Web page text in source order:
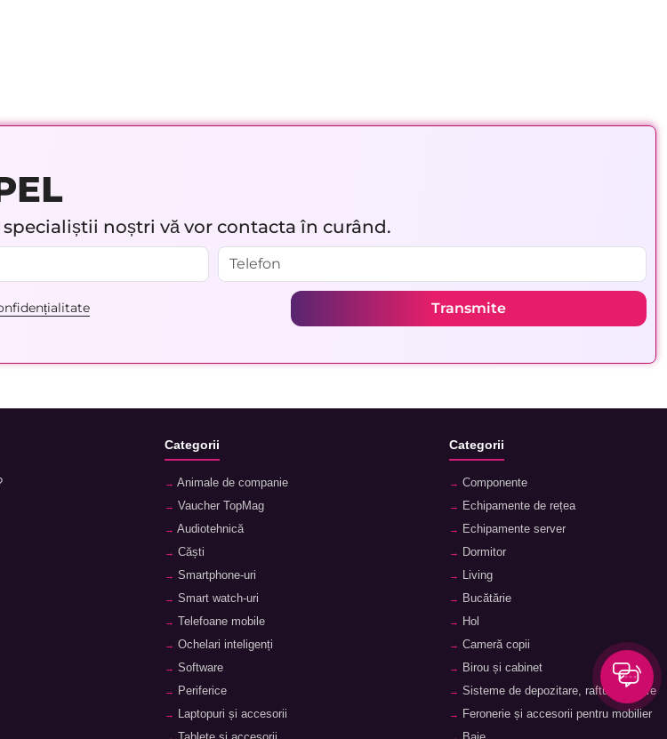
noștri vă vor contacta în curând.
Transmite
Categorii
Animale de companie
Vaucher TopMag
Audiotehnică
Căști
Smartphone-uri
Smart watch-uri
Telefoane mobile
Ochelari inteligenți
Software
Periferice
Laptopuri și accesorii
Categorii
Componente
Echipamente de rețea
Echipamente server
Dormitor
Living
Bucătărie
Hol
Cameră copii
Birou și cabinet
Sisteme de depozitare, rafturi, etajere
Feronerie și accesorii pentru mobilier